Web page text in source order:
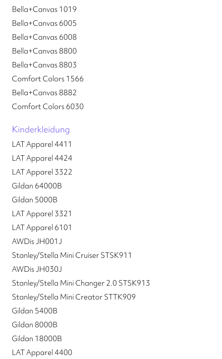
Bella+Canvas 1019
Bella+Canvas 6005
Bella+Canvas 6008
Bella+Canvas 8800
Bella+Canvas 8803
Comfort Colors 1566
Bella+Canvas 8882
Comfort Colors 6030
Kinderkleidung
LAT Apparel 4411
LAT Apparel 4424
LAT Apparel 3322
Gildan 64000B
Gildan 5000B
LAT Apparel 3321
LAT Apparel 6101
AWDis JH001J
Stanley/Stella Mini Cruiser STSK911
AWDis JH030J
Stanley/Stella Mini Changer 2.0 STSK913
Stanley/Stella Mini Creator STTK909
Gildan 5400B
Gildan 8000B
Gildan 18000B
LAT Apparel 4400